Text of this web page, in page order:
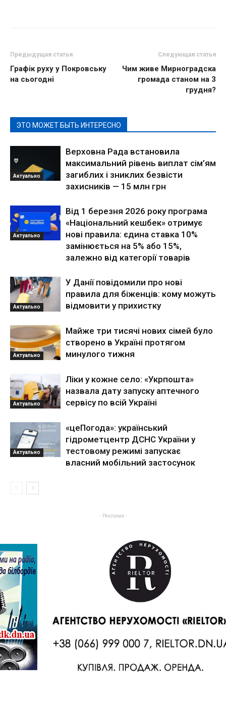
Предыдущая статья
Графік руху у Покровську
на сьогодні
Следующая статья
Чим живе Мирноградска
громада станом на 3
грудня?
ЭТО МОЖЕТ БЫТЬ ИНТЕРЕСНО
Актуально
Верховна Рада встановила
максимальний рівень виплат сім’ям
загиблих і зниклих безвісти
захисників — 15 млн грн
Актуально
Від 1 березня 2026 року програма
«Національний кешбек» отримує
нові правила: єдина ставка 10%
замінюється на 5% або 15%,
залежно від категорії товарів
Актуально
У Данії повідомили про нові
правила для біженців: кому можуть
відмовити у прихистку
Актуально
Майже три тисячі нових сімей було
створено в Україні протягом
минулого тижня
Актуально
Ліки у кожне село: «Укрпошта»
назвала дату запуску аптечного
сервісу по всій Україні
Актуально
«цеПогода»: український
гідрометцентр ДСНС України у
тестовому режимі запускає
власний мобільний застосунок
- Реклама -